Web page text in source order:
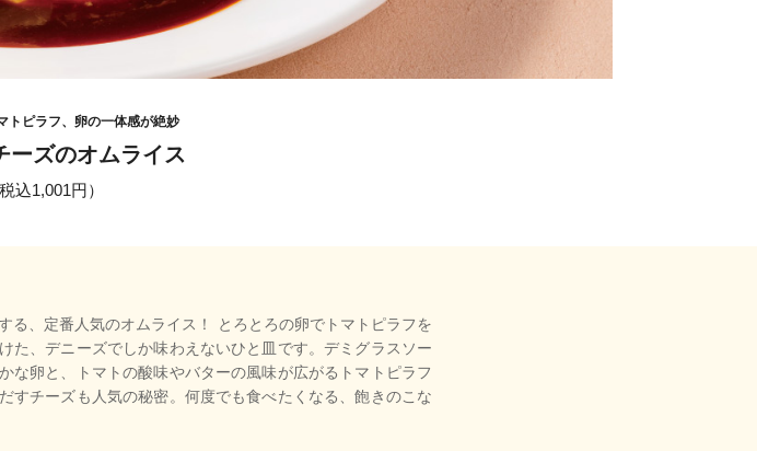
トピラフ、卵の一体感が絶妙
ーズのオムライス
込1,001円）
、定番人気のオムライス！ とろとろの卵でトマトピラフを
た、デニーズでしか味わえないひと皿です。デミグラスソー
な卵と、トマトの酸味やバターの風味が広がるトマトピラフ
すチーズも人気の秘密。何度でも食べたくなる、飽きのこな